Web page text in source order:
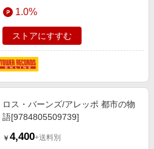
1.0%
ストアにすすむ
ロス・バーンズ/アレッポ 都市の物
語[9784805509739]
￥ 4,400+送料別